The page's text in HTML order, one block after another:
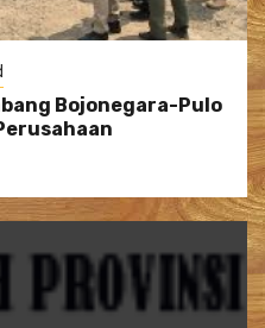
Bojonegara-Pulo